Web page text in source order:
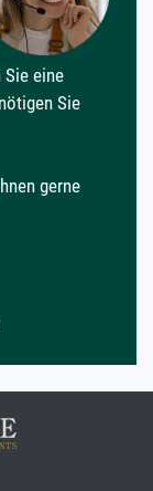
Sie eine
Sie
gerne